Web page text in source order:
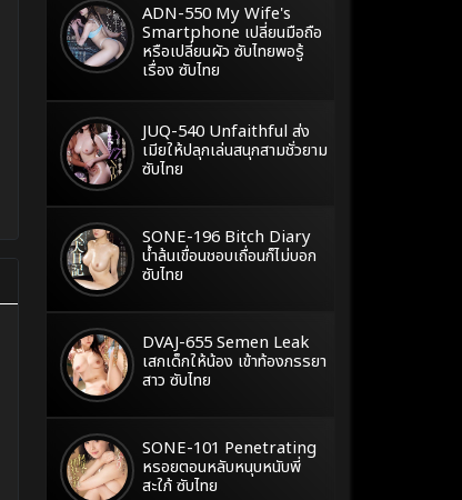
ADN-550 My Wife's
Smartphone เปลี่ยนมือถือ
หรือเปลี่ยนผัว ซับไทยพอรู้
เรื่อง ซับไทย
JUQ-540 Unfaithful ส่ง
เมียให้ปลุกเล่นสนุกสามชั่วยาม
ซับไทย
SONE-196 Bitch Diary
น้ำล้นเขื่อนชอบเถื่อนก็ไม่บอก
ซับไทย
DVAJ-655 Semen Leak
เสกเด็กให้น้อง เข้าท้องภรรยา
สาว ซับไทย
SONE-101 Penetrating
หรอยตอนหลับหนุบหนับพี่
สะใภ้ ซับไทย